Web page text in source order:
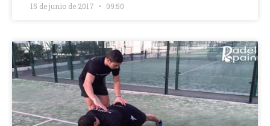
15 de junio de 2017 09:50